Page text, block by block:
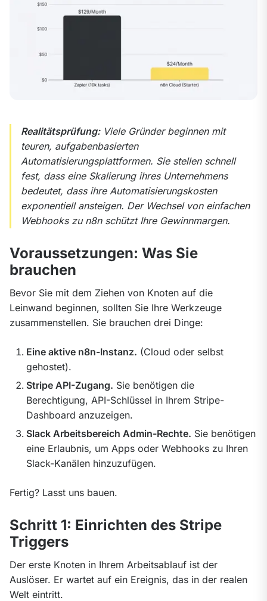
Realitätsprüfung: Viele Gründer beginnen mit
teuren, aufgabenbasierten
Automatisierungsplattformen. Sie stellen schnell
fest, dass eine Skalierung ihres Unternehmens
bedeutet, dass ihre Automatisierungskosten
exponentiell ansteigen. Der Wechsel von einfachen
Webhooks zu n8n schützt Ihre Gewinnmargen.
Voraussetzungen: Was Sie
brauchen
Bevor Sie mit dem Ziehen von Knoten auf die
Leinwand beginnen, sollten Sie Ihre Werkzeuge
zusammenstellen. Sie brauchen drei Dinge:
Eine aktive n8n-Instanz. (Cloud oder selbst
gehostet).
Stripe API-Zugang. Sie benötigen die
Berechtigung, API-Schlüssel in Ihrem Stripe-
Dashboard anzuzeigen.
Slack Arbeitsbereich Admin-Rechte. Sie benötigen
eine Erlaubnis, um Apps oder Webhooks zu Ihren
Slack-Kanälen hinzuzufügen.
Fertig? Lasst uns bauen.
Schritt 1: Einrichten des Stripe
Triggers
Der erste Knoten in Ihrem Arbeitsablauf ist der
Auslöser. Er wartet auf ein Ereignis, das in der realen
Welt eintritt.